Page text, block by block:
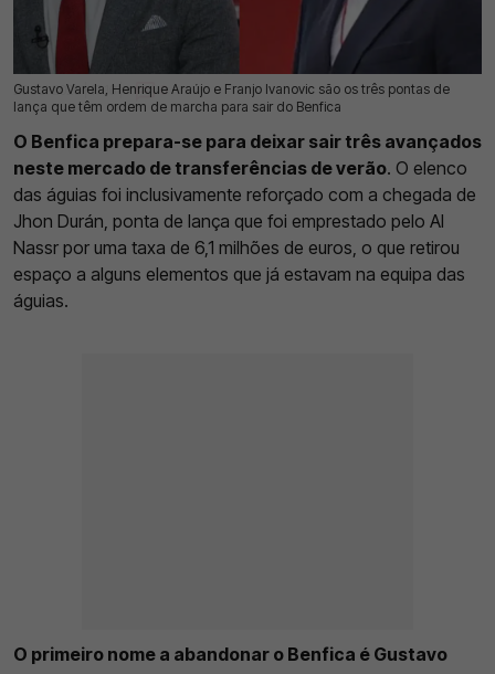
Gustavo Varela, Henrique Araújo e Franjo Ivanovic são os três pontas de
lança que têm ordem de marcha para sair do Benfica
26 Jul 2026 | 17:16 | 0
O Benfica prepara-se para deixar sair três avançados
neste mercado de transferências de verão. O elenco
das águias foi inclusivamente reforçado com a chegada de
Jhon Durán, ponta de lança que foi emprestado pelo Al
Nassr por uma taxa de 6,1 milhões de euros, o que retirou
espaço a alguns elementos que já estavam na equipa das
águias.
O primeiro nome a abandonar o Benfica é Gustavo